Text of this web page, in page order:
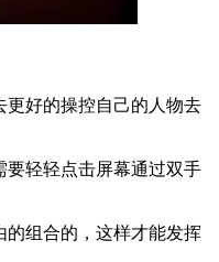
更好的操控自己的人物去
要轻轻点击屏幕通过双手
的组合的，这样才能发挥